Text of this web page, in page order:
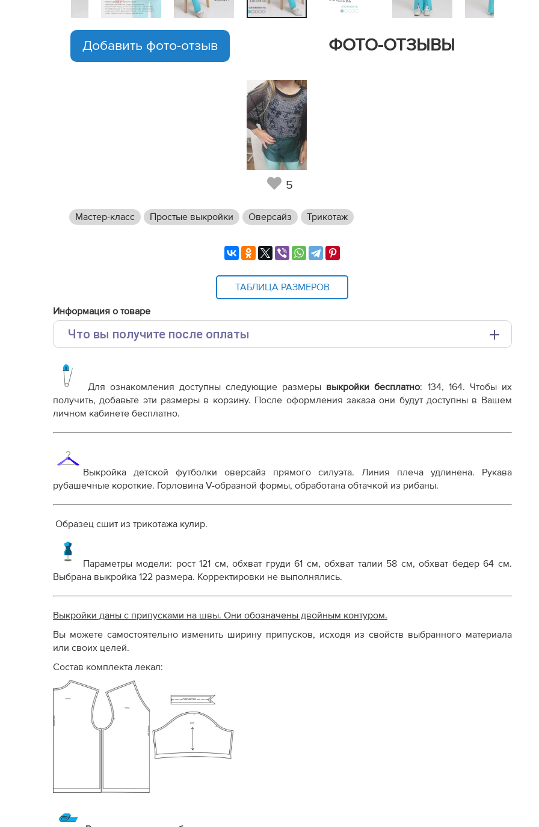
ФОТО-ОТЗЫВЫ
Добавить фото-отзыв
5
Мастер-класс Простые выкройки Оверсайз Трикотаж
ТАБЛИЦА РАЗМЕРОВ
Информация о товаре
Что вы получите после оплаты
Выкройка PDF для печати на принтере A4 или плоттере A0 с шириной печати 810мм в зависимости
от выбора формата
Инструкция-футболка-Инес586.pdf
Дополнительные файлы:
Терминология машинных работ
Терминология ВТО
Дополнение к технологии пошива
Как распечатывать выкройки
Как скорректировать готовую выкройку по росту
Для ознакомления доступны следующие размеры выкройки бесплатно: 134, 164. Чтобы их
получить, добавьте эти размеры в корзину. После оформления заказа они будут доступны в Вашем
личном кабинете бесплатно.
Выкройка детской футболки оверсайз прямого силуэта. Линия плеча удлинена. Рукава
рубашечные короткие. Горловина V-образной формы, обработана обтачкой из рибаны.
Образец сшит из трикотажа кулир.
Параметры модели: рост 121 см, обхват груди 61 см, обхват талии 58 см, обхват бедер 64 см.
Выбрана выкройка 122 размера. Корректировки не выполнялись.
Выкройки даны с припусками на швы. Они обозначены двойным контуром.
Вы можете самостоятельно изменить ширину припусков, исходя из свойств выбранного материала
или своих целей.
Состав комплекта лекал: